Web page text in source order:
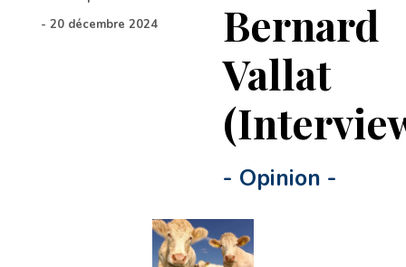
Bernard
Vallat
- Opinion -
- 20 décembre 2024